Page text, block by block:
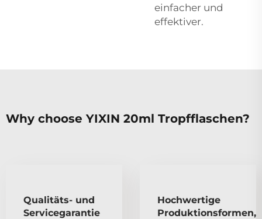
einfacher und
effektiver.
Why choose YIXIN 20ml Tropfflaschen?
Qualitäts- und
Servicegarantie
Hochwertige
Produktionsformen,